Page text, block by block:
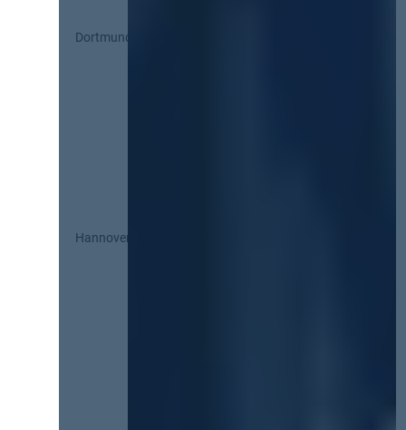
Dortmund
Hannover